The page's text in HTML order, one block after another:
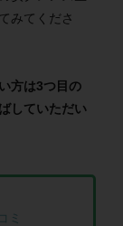
みてくださ
方は3つ目の
していただい
ミ